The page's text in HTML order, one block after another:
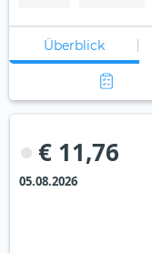
Überblick
€ 11,76
05.08.2026